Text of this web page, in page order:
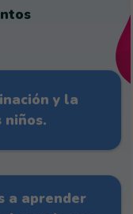
y la
a aprender